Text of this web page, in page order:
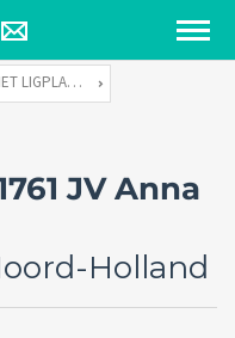
WOONARK MET LIGPLAATS
JV Anna
Holland